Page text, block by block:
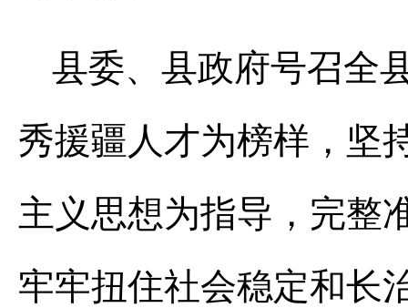
县委、县政府号召全
秀援疆人才为榜样，坚
主义思想为指导，完整
牢牢扭住社会稳定和长